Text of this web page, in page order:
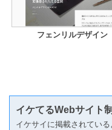
フェンリルデザイン
イケてるWebサイト
イケサイに掲載されてい